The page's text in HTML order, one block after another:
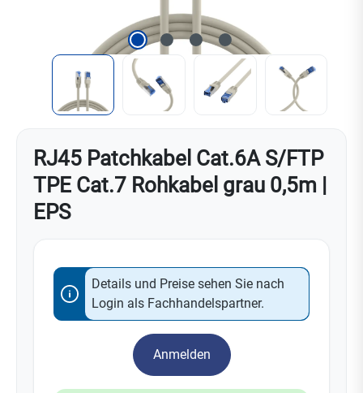
RJ45 Patchkabel Cat.6A S/FTP
TPE Cat.7 Rohkabel grau 0,5m |
EPS
Details und Preise sehen Sie nach
Login als Fachhandelspartner.
Anmelden